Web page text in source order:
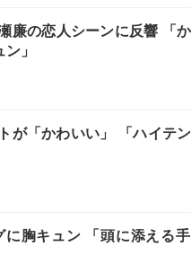
廉の恋人シーンに反響 「
」
が「かわいい」 「ハイテ
に胸キュン 「頭に添える